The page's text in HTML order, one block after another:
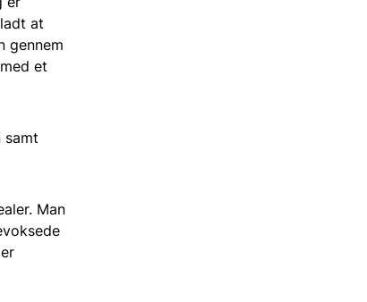
at
gennem
et
samt
Man